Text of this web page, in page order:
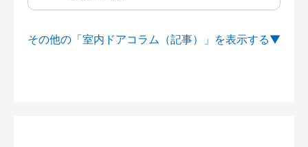
その他の「室内ドアコラム（記事）」を